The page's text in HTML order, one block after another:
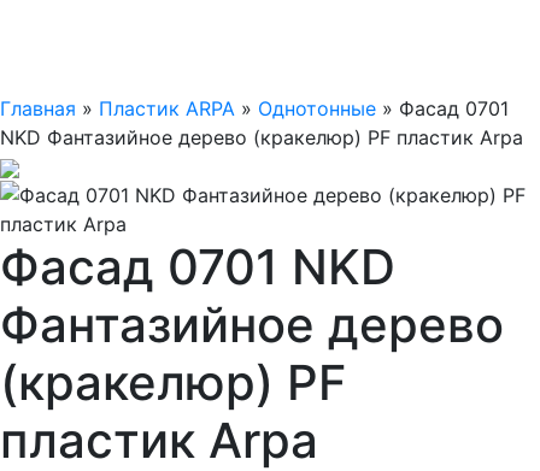
Главная » Пластик ARPA » Однотонные » Фасад 0701
NKD Фантазийное дерево (кракелюр) PF пластик Arpa
Фасад 0701 NKD
Фантазийное дерево
(кракелюр) PF
пластик Arpa